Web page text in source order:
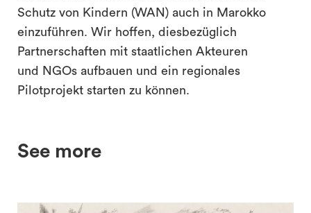
Schutz von Kindern (WAN) auch in Marokko
einzuführen. Wir hoffen, diesbezüglich
Partnerschaften mit staatlichen Akteuren
und NGOs aufbauen und ein regionales
Pilotprojekt starten zu können.
See more